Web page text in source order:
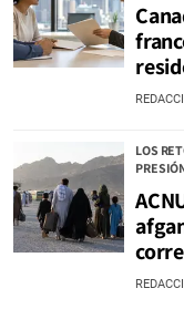
LOS